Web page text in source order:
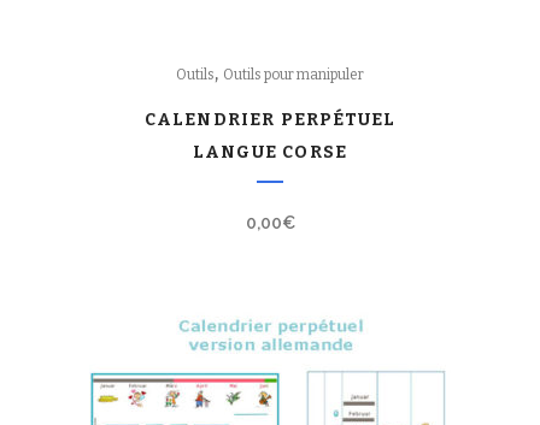
Outils, Outils pour manipuler
CALENDRIER PERPÉTUEL
LANGUE CORSE
0,00€